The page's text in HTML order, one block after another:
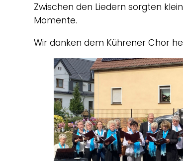
Zwischen den Liedern sorgten
Momente.
Wir danken dem Kührener Chor